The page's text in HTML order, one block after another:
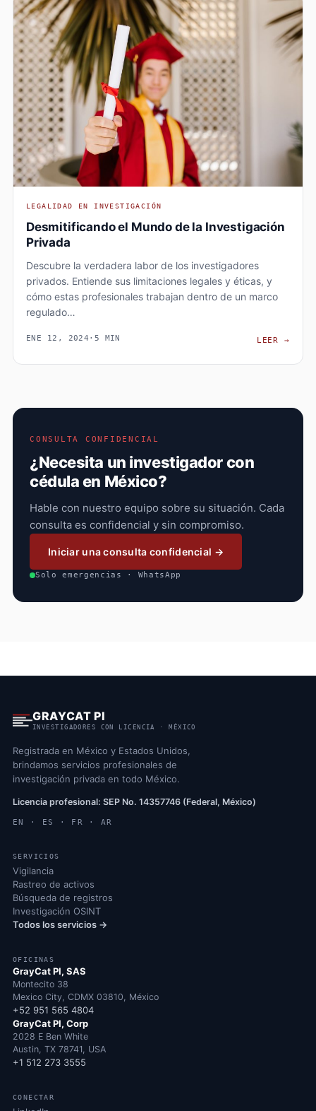
LEGALIDAD EN INVESTIGACIÓN
Desmitificando el Mundo de la Investigación
Privada
Descubre la verdadera labor de los investigadores
privados. Entiende sus limitaciones legales y éticas, y
cómo estas profesionales trabajan dentro de un marco
regulado…
ENE 12, 2024 · 5 MIN LEER→
CONSULTA CONFIDENCIAL
¿Necesita un investigador con
cédula en México?
Hable con nuestro equipo sobre su situación. Cada
consulta es confidencial y sin compromiso.
Iniciar una consulta confidencial →
Solo emergencias · WhatsApp
GRAYCAT PI
INVESTIGADORES CON LICENCIA · MÉXICO
Registrada en México y Estados Unidos,
brindamos servicios profesionales de
investigación privada en todo México.
Licencia profesional: SEP No. 14357746 (Federal, México)
EN · ES · FR · AR
SERVICIOS
Vigilancia
Rastreo de activos
Búsqueda de registros
Investigación OSINT
Todos los servicios →
OFICINAS
GrayCat PI, SAS
Montecito 38
Mexico City, CDMX 03810, México
+52 951 565 4804
GrayCat PI, Corp
2028 E Ben White
Austin, TX 78741, USA
+1 512 273 3555
CONECTAR